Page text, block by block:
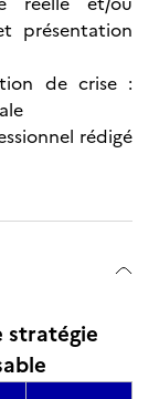
présentation
de crise :
rédigé
stratégie